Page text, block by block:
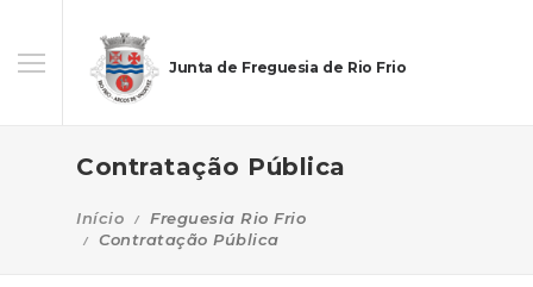
Junta de Freguesia de Rio Frio
Contratação Pública
Início
Freguesia Rio Frio
Contratação Pública